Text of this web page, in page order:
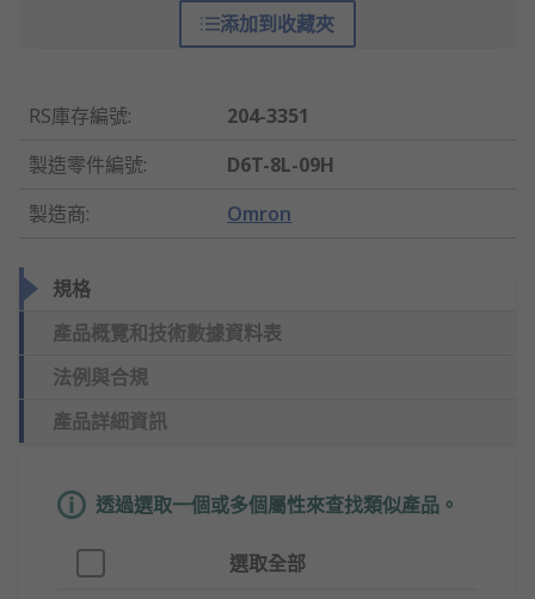
添加到收藏夾
RS庫存編號:
204-3351
製造零件編號:
D6T-8L-09H
製造商: Omron
規格
產品概覽和技術數據資料表
法例與合規
產品詳細資訊
透過選取一個或多個屬性來查找類似產品。
選取全部